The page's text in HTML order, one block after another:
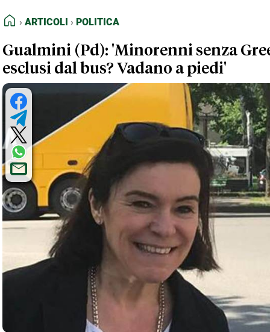
FEED RSS
NORMATIVE DEONTOLOGICHE
TERMINI e CONDIZIONI
HOME
ARTICOLI POLITICA
Gualmini (Pd): 'Minorenni senza
esclusi dal bus? Vadano a piedi'